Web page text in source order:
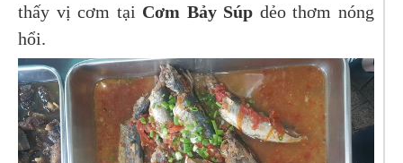
thấy vị cơm tại Cơm Bảy Súp dẻo thơm nóng
hổi.